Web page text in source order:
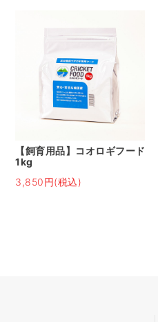
【飼育用品】コオロギフード
1kg
3,850円(税込)